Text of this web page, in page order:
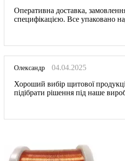
Оперативна доставка, замовлення
специфікацією. Все упаковано
Олександр
04.04.2025
Хороший вибір щитової
підібрати рішення під наше